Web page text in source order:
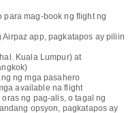
para mag-book ng flight ng
Airpaz app, pagkatapos ay piliin
Kuala Lumpur) at
ng mga pasahero
available na flight
ng pag-alis, o tagal ng
opsyon, pagkatapos ay